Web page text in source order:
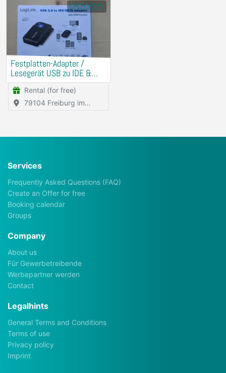
Festplatten-Adapter /
Lesegerät USB zu IDE &
SATA
Rental (for free)
Services
Frequently Asked Questions (FAQ)
Create an Offer for free
Booking calendar
Groups
Company
About us
Für Gewerbetreibende
Werbepartner werden
Contact
Legalhints
General Terms and Conditions
Terms of use
Privacy policy
Imprint